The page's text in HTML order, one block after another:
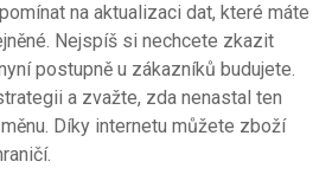
na aktualizaci dat, které máte
Nejspíš si nechcete zkazit
postupně u zákazníků budujete.
a zvažte, zda nenastal ten
Díky internetu můžete zboží